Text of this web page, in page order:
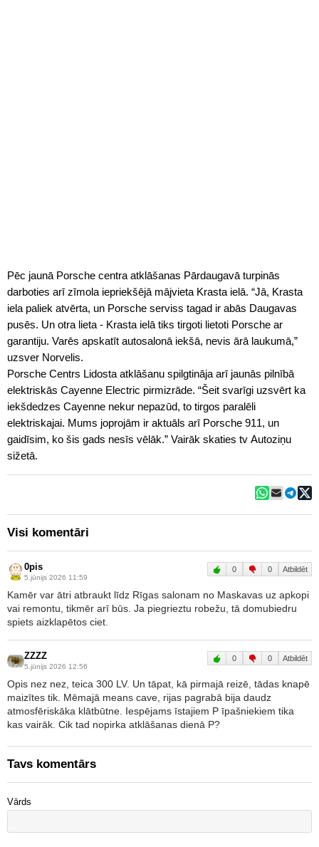
Pēc jaunā Porsche centra atklāšanas Pārdaugavā turpinās
darboties arī zīmola iepriekšējā mājvieta Krasta ielā. “Jā, Krasta
iela paliek atvērta, un Porsche serviss tagad ir abās Daugavas
pusēs. Un otra lieta - Krasta ielā tiks tirgoti lietoti Porsche ar
garantiju. Varēs apskatīt autosalonā iekšā, nevis ārā laukumā,”
uzsver Norvelis.
Porsche Centrs Lidosta atklāšanu spilgtināja arī jaunās pilnībā
elektriskās Cayenne Electric pirmizrāde. “Šeit svarīgi uzsvērt ka
iekšdedzes Cayenne nekur nepazūd, to tirgos paralēli
elektriskajai. Mums joprojām ir aktuāls arī Porsche 911, un
gaidīsim, ko šis gads nesīs vēlāk.” Vairāk skaties tv Autoziņu
sižetā.
Visi komentāri
0pis
5.jūnijs 2026 11:59
0 0 Atbildēt
Kamēr var ātri atbraukt līdz Rīgas salonam no Maskavas uz apkopi
vai remontu, tikmēr arī būs. Ja piegrieztu robežu, tā domubiedru
spiets aizklapētos ciet.
ZZZZ
5.jūnijs 2026 12:56
0 0 Atbildēt
Opis nez nez, teica 300 LV. Un tāpat, kā pirmajā reizē, tādas knapē
maizītes tik. Mēmajā means cave, rijas pagrabā bija daudz
atmosfēriskāka klātbūtne. Iespējams īstajiem P īpašniekiem tika
kas vairāk. Cik tad nopirka atklāšanas dienā P?
Tavs komentārs
Vārds